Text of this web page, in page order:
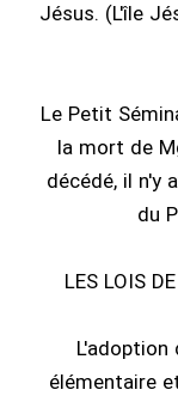
Jésus. (L'île
Le Petit
la mort de
décédé, il n'y
du
LES LOIS
L'adoption
élémentaire